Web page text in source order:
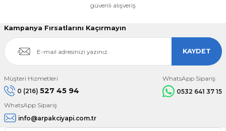
güvenli alışveriş
Kampanya Fırsatlarını Kaçırmayın
KAYDET
Müşteri Hizmetleri
0 (216) 527 45 94
WhatsApp Sipariş
0532 641 37 15
WhatsApp Sipariş
info@arpakciyapi.com.tr